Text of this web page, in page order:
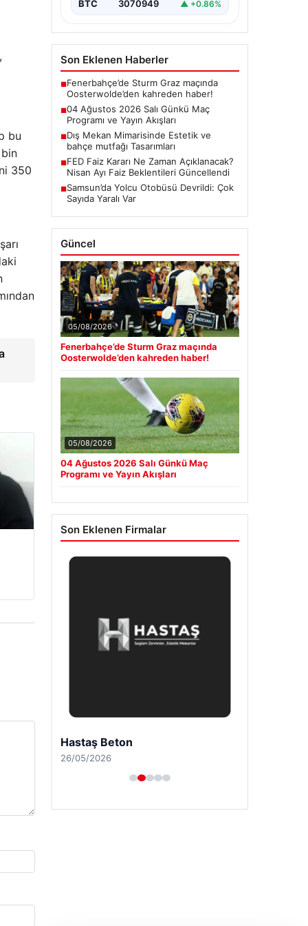
bu
350
BTC 3070949 ▲ +0.86%
Son Eklenen Haberler
■Fenerbahçe’de Sturm Graz maçında
Oosterwolde’den kahreden haber!
■04 Ağustos 2026 Salı Günkü Maç
Programı ve Yayın Akışları
■Dış Mekan Mimarisinde Estetik ve
bahçe mutfağı Tasarımları
■FED Faiz Kararı Ne Zaman Açıklanacak?
Nisan Ayı Faiz Beklentileri Güncellendi
■Samsun’da Yolcu Otobüsü Devrildi: Çok
Sayıda Yaralı Var
Güncel
05/08/2026
Fenerbahçe’de Sturm Graz maçında
Oosterwolde’den kahreden haber!
05/08/2026
04 Ağustos 2026 Salı Günkü Maç
Programı ve Yayın Akışları
Son Eklenen Firmalar
Hastaş Beton
26/05/2026